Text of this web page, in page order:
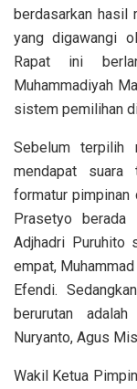
berdasarkan hasil
yang digawangi
Rapat ini
Muhammadiyah
sistem pemilihan
Sebelum terpilih
mendapat suara
formatur pimpinan
Prasetyo berada
Adjhadri Puruhito
empat,
Efendi.
berurutan
Nuryanto, Agus
Wakil Ketua